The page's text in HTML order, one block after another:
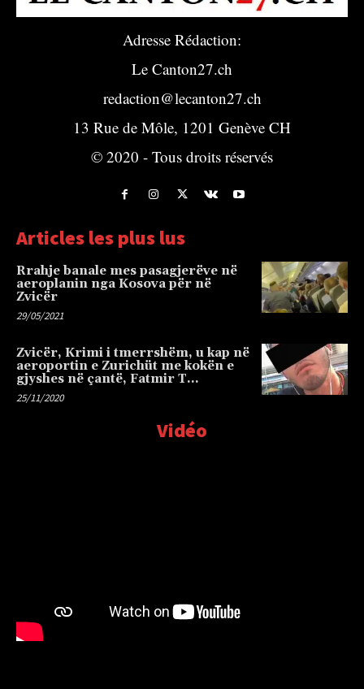
Adresse Rédaction:
Le Canton27.ch
redaction@lecanton27.ch
13 Rue de Môle, 1201 Genève CH
© 2020 - Tous droits réservés
Articles les plus lus
Rrahje banale mes pasagjerëve në
aeroplanin nga Kosova për në
Zvicër
29/05/2021
Zvicër, Krimi i tmerrshëm, u kap në
aeroportin e Zurichüt me kokën e
gjyshes në çantë, Fatmir T…
25/11/2020
Vidéo